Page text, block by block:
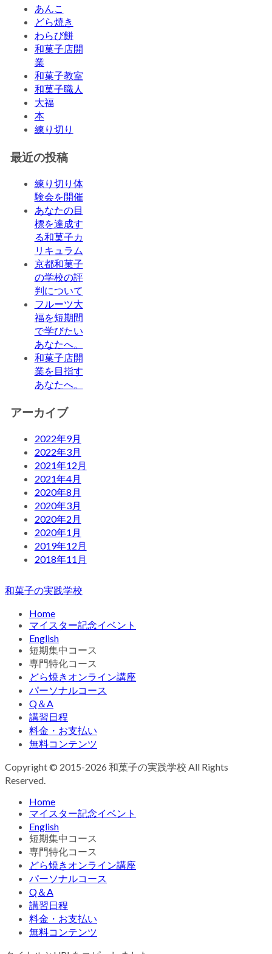
あんこ
どら焼き
わらび餅
和菓子店開
業
和菓子教室
和菓子職人
大福
本
練り切り
最近の投稿
練り切り体
験会を開催
あなたの目
標を達成す
る和菓子カ
リキュラム
京都和菓子
の学校の評
判について
フルーツ大
福を短期間
で学びたい
あなたへ。
和菓子店開
業を目指す
あなたへ。
アーカイブ
2022年9月
2022年3月
2021年12月
2021年4月
2020年8月
2020年3月
2020年2月
2020年1月
2019年12月
2018年11月
和菓子の実践学校
Home
マイスター記念イベント
English
短期集中コース
専門特化コース
どら焼きオンライン講座
パーソナルコース
Q＆A
講習日程
料金・お支払い
無料コンテンツ
Copyright © 2015-2026 和菓子の実践学校 All Rights
Reserved.
Home
マイスター記念イベント
English
短期集中コース
専門特化コース
どら焼きオンライン講座
パーソナルコース
Q＆A
講習日程
料金・お支払い
無料コンテンツ